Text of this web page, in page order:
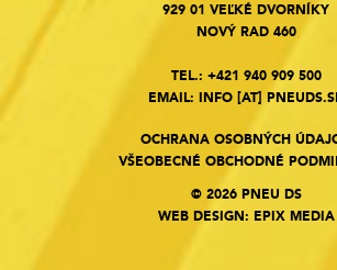
929 01 VEĽKÉ DVORNÍKY
NOVÝ RAD 460
TEL.: +421 940 909 500
EMAIL: INFO[AT]
OCHRANA OSOBNÝCH
VŠEOBECNÉ OBCHODNÉ
© 2026 PNEU DS
WEB DESIGN: EPIX MEDIA